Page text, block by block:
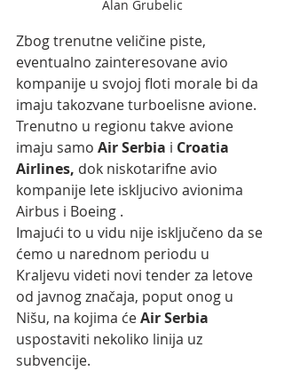
Alan Grubelic
Zbog trenutne veličine piste,
eventualno zainteresovane avio
kompanije u svojoj floti morale bi da
imaju takozvane turboelisne avione.
Trenutno u regionu takve avione
imaju samo Air Serbia i Croatia
Airlines, dok niskotarifne avio
kompanije lete iskljucivo avionima
Airbus i Boeing .
Imajući to u vidu nije isključeno da se
ćemo u narednom periodu u
Kraljevu videti novi tender za letove
od javnog značaja, poput onog u
Nišu, na kojima će Air Serbia
uspostaviti nekoliko linija uz
subvencije.